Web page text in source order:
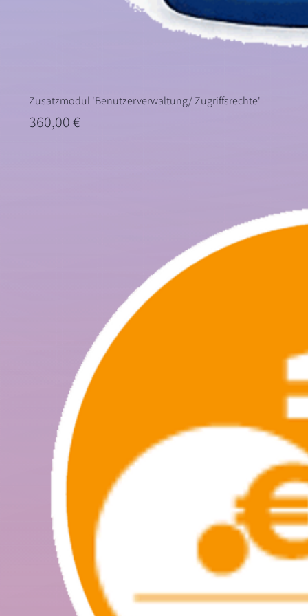
Zusatzmodul 'Benutzerverwaltung/ Zugriffsrechte'
Preis
360,00 €